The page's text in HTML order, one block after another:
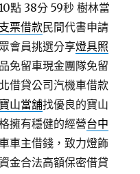
點 38分 59秒樹林當
票借款民間代書申請
會員挑選分享燈具照
免留車現金團隊免留
借貸公司汽機車借款
寶山當舖找優良的寶山
擁有穩健的經營台中
車主借錢，致力燈飾
金合法高額保密借貸